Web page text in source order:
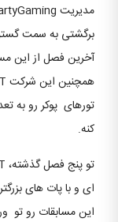
آخرین فصل از این
تورهای پوکر رو به
کنه.
ای و با پات های